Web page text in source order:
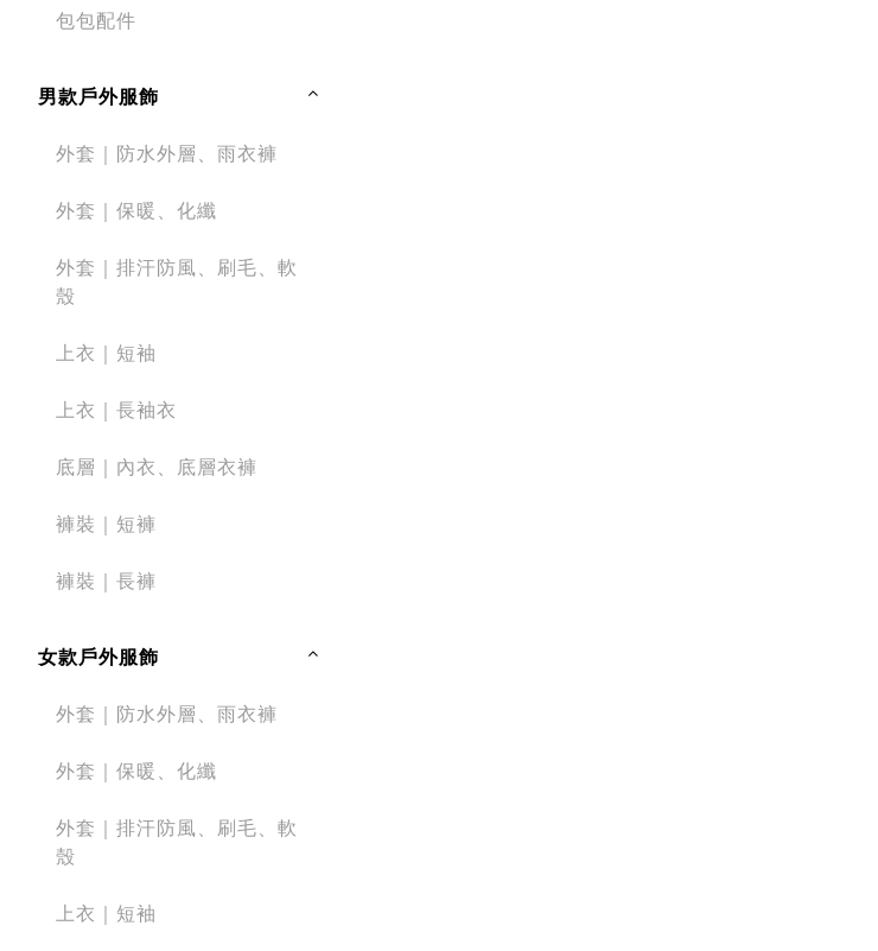
包包配件
男款戶外服飾
外套｜防水外層、雨衣褲
外套｜保暖、化纖
外套｜排汗防風、刷毛、軟
殼
上衣｜短袖
上衣｜長袖衣
底層｜內衣、底層衣褲
褲裝｜短褲
褲裝｜長褲
女款戶外服飾
外套｜防水外層、雨衣褲
外套｜保暖、化纖
外套｜排汗防風、刷毛、軟
殼
上衣｜短袖